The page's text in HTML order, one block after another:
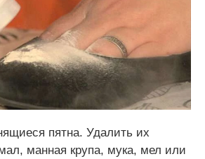
пятна. Удалить их
манная крупа, мука, мел или